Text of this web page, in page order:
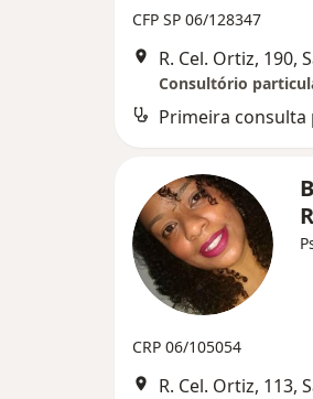
CFP SP 06/128347
R. Cel. Ortiz, 190,
Consultório
Primeira consulta
CRP 06/105054
R. Cel. Ortiz, 113,